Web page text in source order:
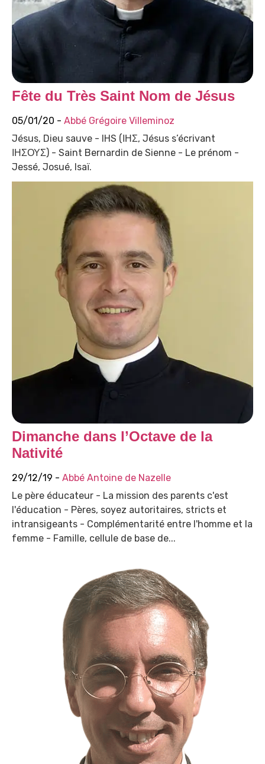
Fête du Très Saint Nom de Jésus
05/01/20 - Abbé Grégoire Villeminoz
Jésus, Dieu sauve - IHS (ΙΗΣ, Jésus s’écrivant
ΙΗΣΟΥΣ) - Saint Bernardin de Sienne - Le prénom -
Jessé, Josué, Isaï.
Dimanche dans l’Octave de la
Nativité
29/12/19 - Abbé Antoine de Nazelle
Le père éducateur - La mission des parents c'est
l'éducation - Pères, soyez autoritaires, stricts et
intransigeants - Complémentarité entre l'homme et la
femme - Famille, cellule de base de...